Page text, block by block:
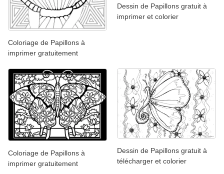
Coloriage de Papillons à
imprimer gratuitement
Dessin de Papillons gratuit à
imprimer et colorier
Coloriage de Papillons à
imprimer gratuitement
Dessin de Papillons gratuit à
télécharger et colorier